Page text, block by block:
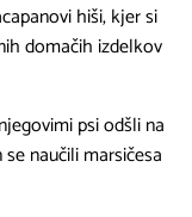
hiši, kjer si
domačih izdelkov
psi odšli na
naučili marsičesa